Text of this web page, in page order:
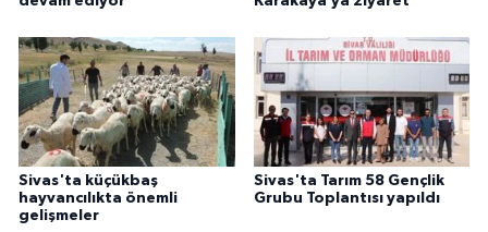
Sivas'ta küçükbaş
hayvancılıkta önemli
gelişmeler
Sivas'ta Tarım 58 Gençlik
Grubu Toplantısı yapıldı